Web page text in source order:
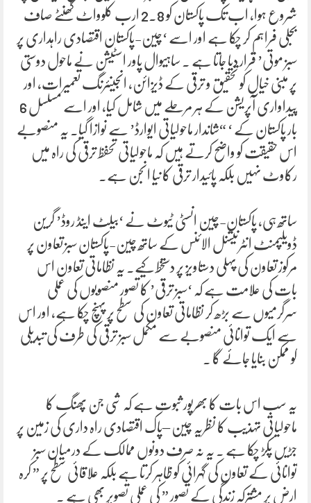
شروع ہوا، اب تک پاکستان کو 2.8 ارب کلوواٹ گھنٹے صاف
بجلی فراہم کر چکا ہے اور اسے ‘چین-پاکستان اقتصادی راہداری پر
سبز موتی’ قرار دیا جاتا ہے ۔ ساہیوال پاور اسٹیشن نے ماحول دوستی
پر مبنی خیال کو تحقیق و ترقی کے ڈیزائن، انجینئرنگ تعمیرات، اور
پیداواری آپریشن کے ہر مرحلے میں شامل کیا، اور اسے مسلسل 6
بار پاکستان کے ‘ “شاندار ماحولیاتی ایوارڈ’ سے نوازا گیا۔ یہ منصوبے
اس حقیقت کو واضح کرتے ہیں کہ ماحولیاتی تحفظ ترقی کی راہ میں
رکاوٹ نہیں بلکہ پائیدار ترقی کا نیا انجن ہے۔
ساتھ ہی، پاکستان-چین انسٹی ٹیوٹ نے ‘بیلٹ اینڈ روڈ’ گرین
ڈویلپمنٹ انٹرنیشنل الائنس کے ساتھ چین-پاکستان سبز تعاون پر
مرکوز تعاون کی پہلی دستاویز پر دستخط کیے۔ یہ نظاماتی تعاون اس
بات کی علامت ہے کہ ‘سبز ترقی’ کا تصور منصوبوں کی عملی
سرگرمیوں سے بڑھ کر نظاماتی تعاون کی سطح پر پہنچ چکا ہے، اور اس
سے ایک توانائی منصوبے سے مکمل سبز ترقی کی طرف کی تبدیلی
کو ممکن بنایا جائے گا ۔
یہ سب اس بات کا بھرپور ثبوت ہے کہ شی جن پھنگ کا
ماحولیاتی تہذیب کا نظریہ چین –پاک اقتصادی راہ داری کی زمین پر
جڑیں پکڑ چکا ہے ۔ یہ نہ صرف دونوں ممالک کے درمیان سبز
توانائی کے تعاون کی گہرائی کو ظاہر کرتا ہے بلکہ علاقائی سطح پر ” کرہ
ارض پر مشترکہ زندگی کے تصور ” کی عملی تصویر بھی ہے ۔